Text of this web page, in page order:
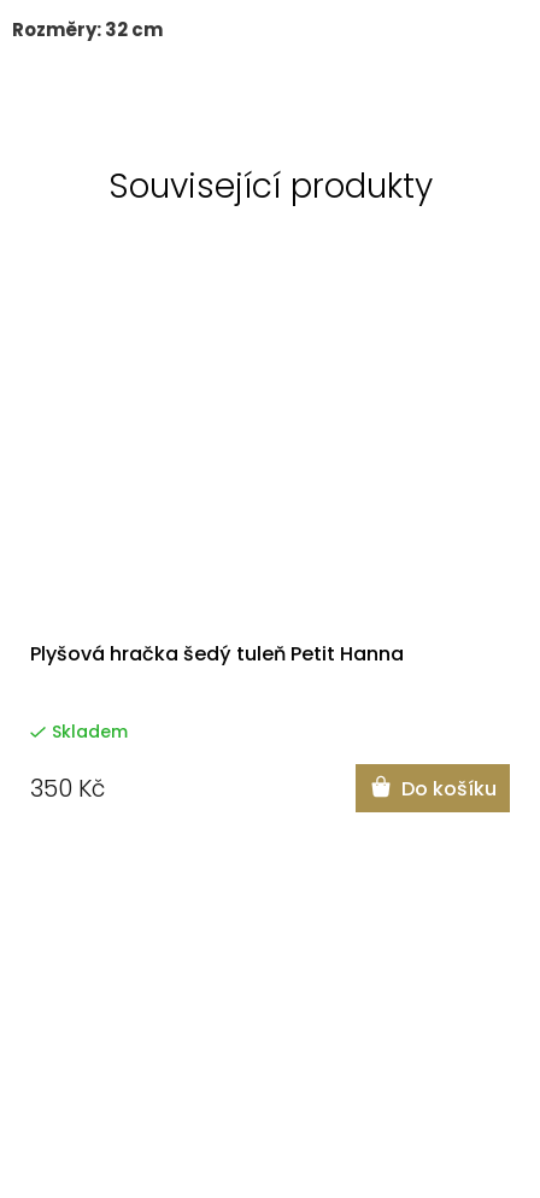
Související produkty
Plyšová hračka šedý tuleň Petit Hanna
Skladem
350 Kč Do košíku
Rozměry: 32 cm